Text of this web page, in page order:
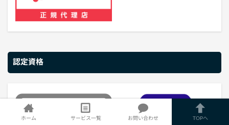
認定資格
ホーム サービス一覧 お問い合わせ TOPへ